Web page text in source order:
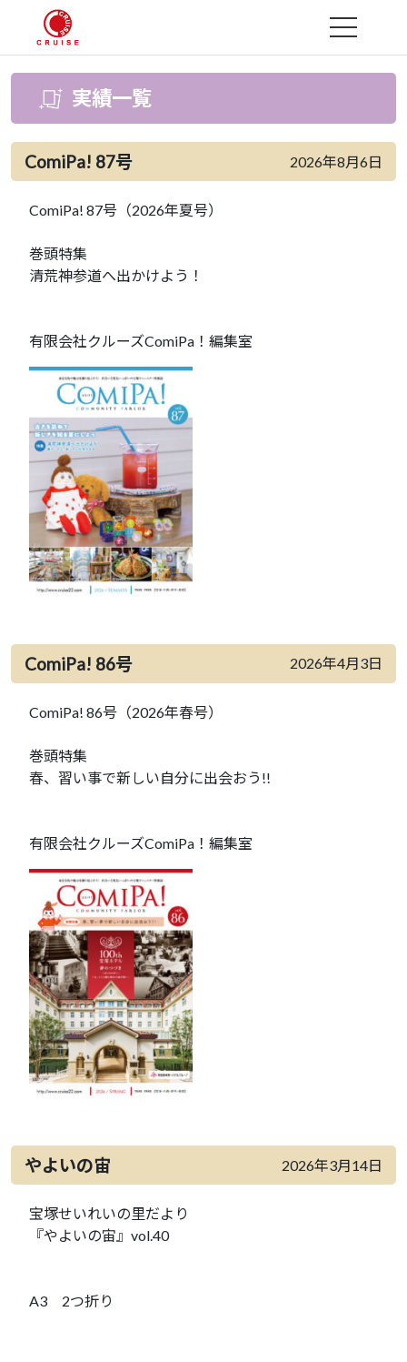
MENU
実績一覧
ComiPa! 87号 2026年8月6日
ComiPa! 87号（2026年夏号）
巻頭特集
清荒神参道へ出かけよう！
有限会社クルーズComiPa！編集室
ComiPa! 86号 2026年4月3日
ComiPa! 86号（2026年春号）
巻頭特集
春、習い事で新しい自分に出会おう!!
有限会社クルーズComiPa！編集室
やよいの宙 2026年3月14日
宝塚せいれいの里だより
『やよいの宙』vol.40
A3 2つ折り